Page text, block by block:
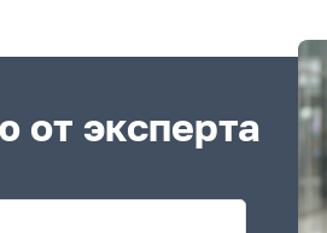
от эксперта